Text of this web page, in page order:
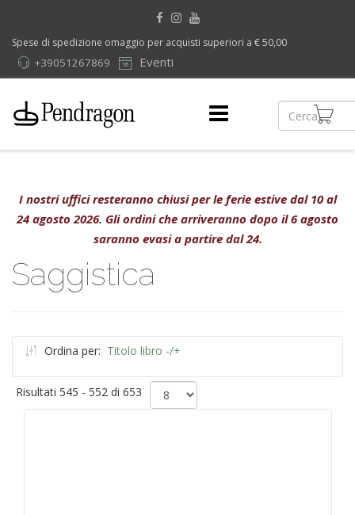
Spese di spedizione omaggio per acquisti superiori a € 50,00
Eventi
+39051267869
I nostri uffici resteranno chiusi per le ferie estive dal 10 al
24 agosto 2026. Gli ordini che arriveranno dopo il 6 agosto
saranno evasi a partire dal 24.
Saggistica
Ordina per: Titolo libro -/+
Risultati 545 - 552 di 653